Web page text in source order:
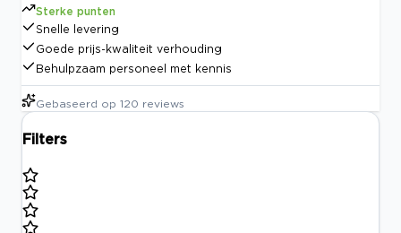
Sterke punten
Snelle levering
Goede prijs-kwaliteit verhouding
Behulpzaam personeel met kennis
Gebaseerd op 120 reviews
Filters